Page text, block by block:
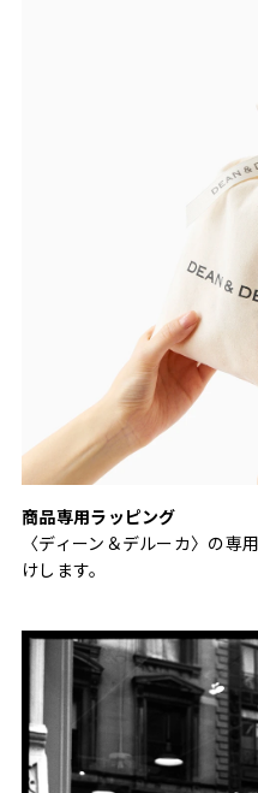
商品専用ラッピング
〈ディーン＆デルーカ〉の専
けします。